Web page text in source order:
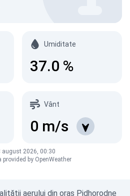
Umiditate
37.0 %
Vânt
0 m/s
august 2026, 00:30
provided by OpenWeather
aerului din oraș Pidhorodne